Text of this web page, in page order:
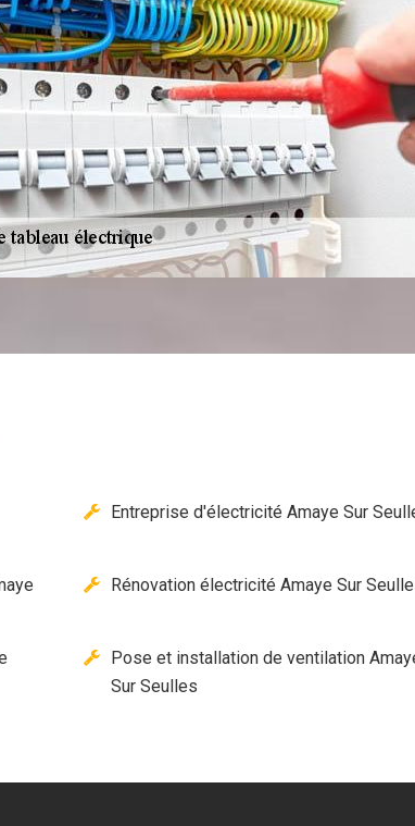
Entreprise d'électricité Amaye Sur
Rénovation électricité Amaye Sur
Pose et installation de ventilation
Sur Seulles